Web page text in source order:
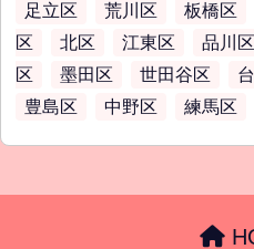
足立区 荒川区 板橋区
区
北区 江東区 品川区
区
墨田区 世田谷区
豊島区
中野区 練馬区